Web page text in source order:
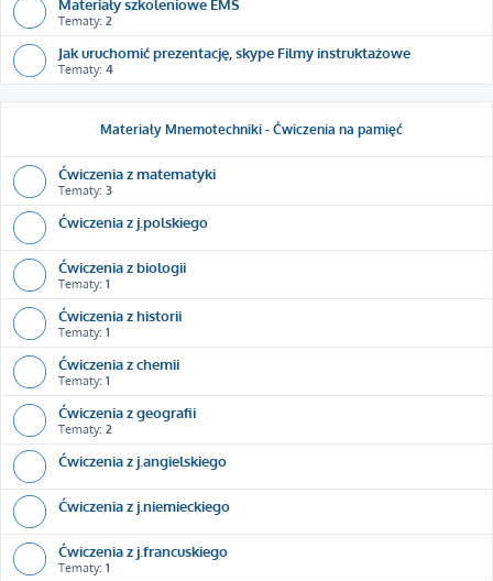
Materiały szkoleniowe EMS
Tematy: 2
Jak uruchomić prezentację, skype Filmy instruktażowe
Tematy: 4
Materiały Mnemotechniki - Ćwiczenia na pamięć
Ćwiczenia z matematyki
Tematy: 3
Ćwiczenia z j.polskiego
Ćwiczenia z biologii
Tematy: 1
Ćwiczenia z historii
Tematy: 1
Ćwiczenia z chemii
Tematy: 1
Ćwiczenia z geografii
Tematy: 2
Ćwiczenia z j.angielskiego
Ćwiczenia z j.niemieckiego
Ćwiczenia z j.francuskiego
Tematy: 1